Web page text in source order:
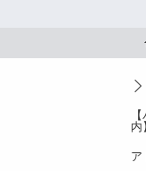
内】
ア